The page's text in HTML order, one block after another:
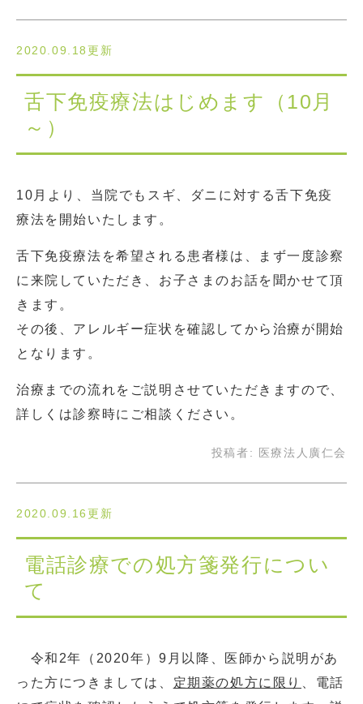
2020.09.18更新
舌下免疫療法はじめます（10月
～）
10月より、当院でもスギ、ダニに対する舌下免疫
療法を開始いたします。
舌下免疫療法を希望される患者様は、まず一度診察
に来院していただき、お子さまのお話を聞かせて頂
きます。
その後、アレルギー症状を確認してから治療が開始
となります。
治療までの流れをご説明させていただきますので、
詳しくは診察時にご相談ください。
投稿者: 医療法人廣仁会
2020.09.16更新
電話診療での処方箋発行につい
て
令和2年（2020年）9月以降、医師から説明があ
った方につきましては、 定期薬の処方に限り
、電話